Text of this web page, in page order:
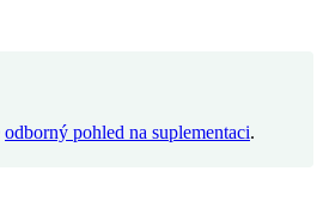
odborný pohled na suplementaci.